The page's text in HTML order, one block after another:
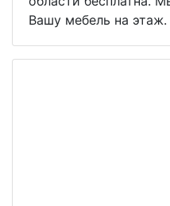
Вашу мебель на этаж.